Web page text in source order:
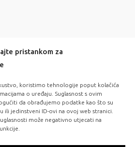
pristankom za
koristimo tehnologije poput kolačića
o uređaju. Suglasnost s ovim
da obrađujemo podatke kao što su
ili jedinstveni ID-ovi na ovoj web stranici.
može negativno utjecati na
US: